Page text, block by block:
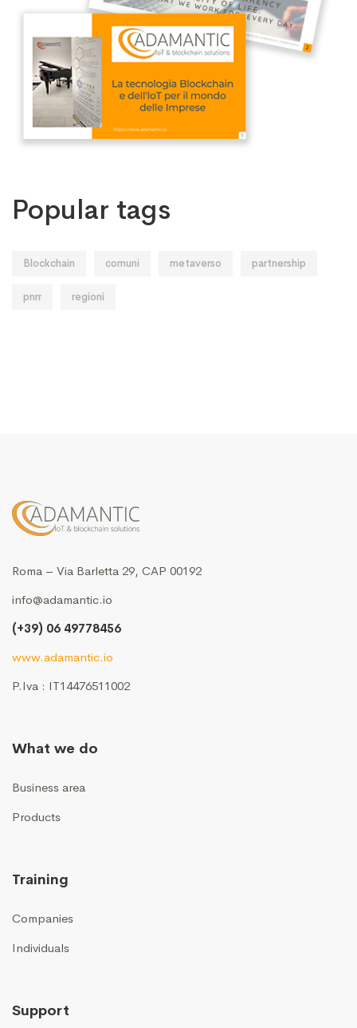
Popular tags
Blockchain comuni metaverso partnership
pnrr regioni
Roma – Via Barletta 29, CAP 00192
info@adamantic.io
(+39) 06 49778456
www.adamantic.io
P.Iva : IT14476511002
What we do
Business area
Products
Training
Companies
Individuals
Support